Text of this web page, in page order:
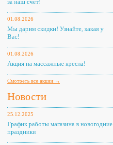
за наш счет!
01.08.2026
Мы дарим скидки! Узнайте, какая у
Вас!
01.08.2026
Акция на массажные кресла!
Смотреть все акции →
Новости
25.12.2025
График работы магазина в новогодние
праздники